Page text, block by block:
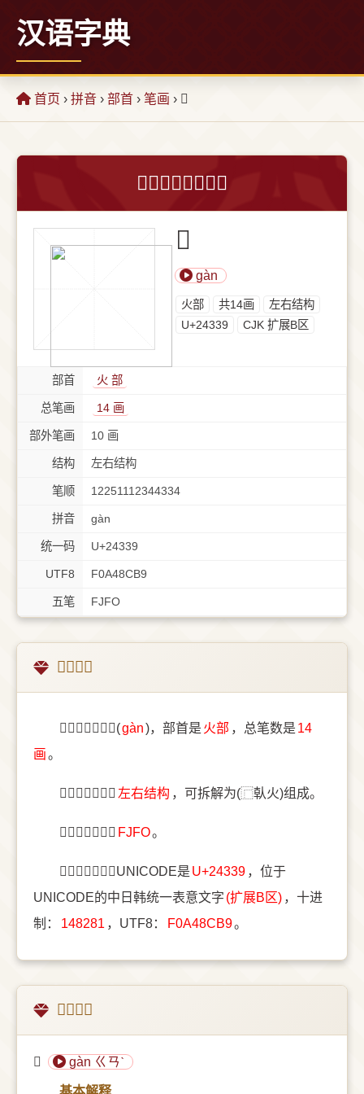
汉语字典
首页 › 拼音 › 部首 › 笔画 › 𤌹
𤌹字的意思和解释
𤌹
gàn
⽕部 共14画
左右结构
U+24339
CJK 扩展B区
部首 ⽕ 部
总笔画 14 画
部外笔画 10 画
结构 左右结构
笔顺 12251112344334
拼音 gàn
统一码 U+24339
UTF8 F0A48CB9
五笔 FJFO
𤌹字概述
〔𤌹〕字拼音是(gàn)，部首是 ⽕部 ，总笔数是 14
画。
〔𤌹〕字结构是 左右结构 ，可拆解为(⿸倝火)组成。
〔𤌹〕字五笔是 FJFO。
〔𤌹〕字统一码UNICODE是 U+24339 ，位于
UNICODE的中日韩统一表意文字 (扩展B区) ，十进
制：
148281 ，UTF8： F0A48CB9。
𤌹的意思
𤌹 gàn ㄍㄢˋ
基本解释